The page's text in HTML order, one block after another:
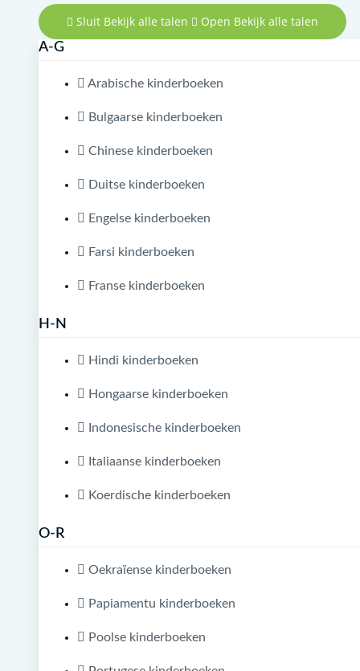
Sluit Bekijk alle talen Open Bekijk alle talen
A-G
Arabische kinderboeken
Bulgaarse kinderboeken
Chinese kinderboeken
Duitse kinderboeken
Engelse kinderboeken
Farsi kinderboeken
Franse kinderboeken
H-N
Hindi kinderboeken
Hongaarse kinderboeken
Indonesische kinderboeken
Italiaanse kinderboeken
Koerdische kinderboeken
O-R
Oekraïense kinderboeken
Papiamentu kinderboeken
Poolse kinderboeken